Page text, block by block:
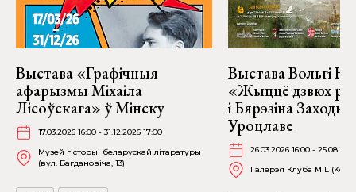
Выстава «Графічныя
афарызмы Міхаіла
Лісоўскага» ў Мінску
17.03.2026 16:00 - 31.12.2026 17:00
Музей гісторыі беларускай літаратуры
(вул. Багдановіча, 13)
Выстава Вольгі
«Жыццё дзвюх
і Бярэзіна
Уроцлаве
26.03.2026 16:00 -
Галерэя Клуба MiL